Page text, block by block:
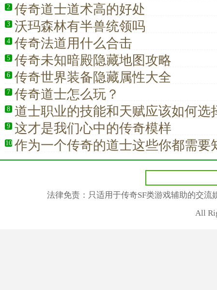
2 传奇道士道术高的好处
3 沃玛森林有半兽统领吗
4 传奇法道用什么合击
5 传奇未知暗殿隐藏地图攻略
6 传奇世界装备隐藏属性大全
7 传奇道士怎么玩？
8 道士职业的技能和天赋应该如何选
9 这才是我们心中的传奇模样
10 作为一个传奇的道士这些你都需要
法律免责：只适用于传奇SF类游戏辅助的交
All